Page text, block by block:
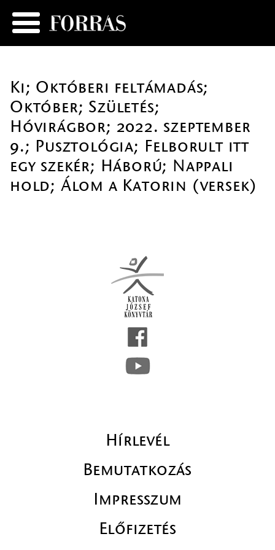
Ki; Októberi feltámadás;
Október; Születés;
Hóvirágbor; 2022. szeptember
9.; Pusztológia; Felborult itt
egy szekér; Háború; Nappali
hold; Álom a Katorin (versek)
Hírlevél
Bemutatkozás
Impresszum
Előfizetés